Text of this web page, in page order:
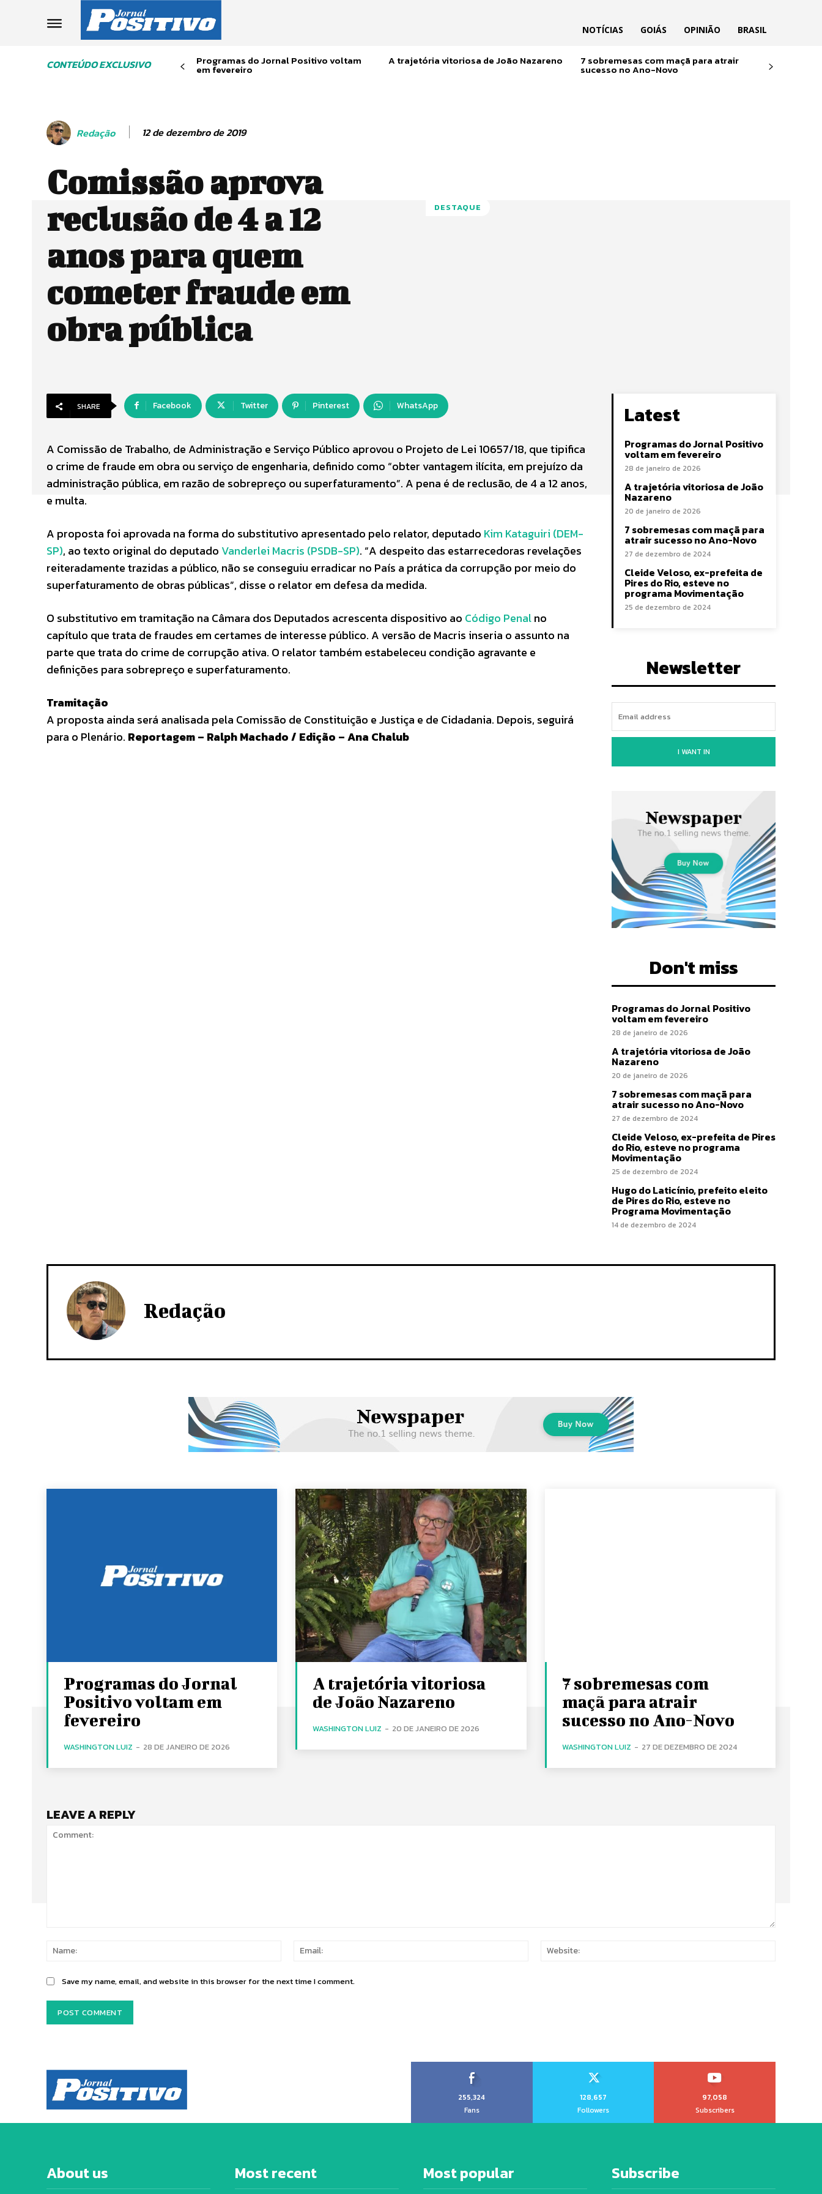
NOTÍCIAS GOIÁS OPINIÃO BRASIL
CONTEÚDO EXCLUSIVO Programas do Jornal Positivo voltam
em fevereiro
A trajetória vitoriosa de João Nazareno 7 sobremesas com maçã para atrair
sucesso no Ano-Novo
Redação 12 de dezembro de 2019
Comissão aprova
reclusão de 4 a 12
anos para quem
cometer fraude em
obra pública
DESTAQUE
SHARE Facebook Twitter Pinterest WhatsApp
A Comissão de Trabalho, de Administração e Serviço Público aprovou o Projeto de Lei 10657/18, que tipifica
o crime de fraude em obra ou serviço de engenharia, definido como “obter vantagem ilícita, em prejuízo da
administração pública, em razão de sobrepreço ou superfaturamento”. A pena é de reclusão, de 4 a 12 anos,
e multa.
A proposta foi aprovada na forma do substitutivo apresentado pelo relator, deputado Kim Kataguiri (DEM-
SP), ao texto original do deputado Vanderlei Macris (PSDB-SP). “A despeito das estarrecedoras revelações
reiteradamente trazidas a público, não se conseguiu erradicar no País a prática da corrupção por meio do
superfaturamento de obras públicas”, disse o relator em defesa da medida.
O substitutivo em tramitação na Câmara dos Deputados acrescenta dispositivo ao Código Penalno
capítulo que trata de fraudes em certames de interesse público. A versão de Macris inseria o assunto na
parte que trata do crime de corrupção ativa. O relator também estabeleceu condição agravante e
definições para sobrepreço e superfaturamento.
Tramitação
A proposta ainda será analisada pela Comissão de Constituição e Justiça e de Cidadania. Depois, seguirá
para o Plenário. Reportagem – Ralph Machado / Edição – Ana Chalub
Latest
Programas do Jornal Positivo
voltam em fevereiro
28 de janeiro de 2026
A trajetória vitoriosa de João
Nazareno
20 de janeiro de 2026
7 sobremesas com maçã para
atrair sucesso no Ano-Novo
27 de dezembro de 2024
Cleide Veloso, ex-prefeita de
Pires do Rio, esteve no
programa Movimentação
25 de dezembro de 2024
Newsletter
I WANT IN
Don't miss
Programas do Jornal Positivo
voltam em fevereiro
28 de janeiro de 2026
A trajetória vitoriosa de João
Nazareno
20 de janeiro de 2026
7 sobremesas com maçã para
atrair sucesso no Ano-Novo
27 de dezembro de 2024
Cleide Veloso, ex-prefeita de Pires
do Rio, esteve no programa
Movimentação
25 de dezembro de 2024
Hugo do Laticínio, prefeito eleito
de Pires do Rio, esteve no
Programa Movimentação
14 de dezembro de 2024
Redação
Programas do Jornal
Positivo voltam em
fevereiro
WASHINGTON LUIZ - 28 DE JANEIRO DE 2026
A trajetória vitoriosa
de João Nazareno
WASHINGTON LUIZ - 20 DE JANEIRO DE 2026
7 sobremesas com
maçã para atrair
sucesso no Ano-Novo
WASHINGTON LUIZ - 27 DE DEZEMBRO DE 2024
LEAVE A REPLY
Name:
Email:
Save my name, email, and website in this browser for the next time I comment.
255,324
Fans
128,657
Followers
97,058
Subscribers
About us Most recent Most popular Subscribe